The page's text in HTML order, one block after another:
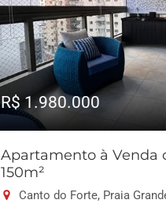
R$ 1.980.000
Apartamento à Venda
150m²
Canto do Forte, Praia